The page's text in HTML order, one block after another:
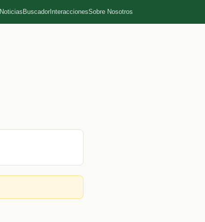
Noticias Buscador InteraccionesSobre Nosotros